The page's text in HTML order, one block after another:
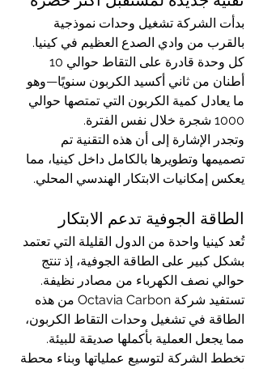
بدأت الشركة تشغيل وحدات نموذجية
بالقرب من وادي الصدع العظيم في كينيا.
أطنان من ثاني أكسيد الكربون سنويًا—وهو
ما يعادل كمية الكربون التي تمتصها حوالي
1000 شجرة خلال نفس الفترة.
وتجدر الإشارة إلى أن هذه التقنية تم
تصميمها وتطويرها بالكامل داخل كينيا، مما
يعكس إمكانيات الابتكار الهندسي المحلي.
الطاقة الجوفية تدعم الابتكار
تُعد كينيا واحدة من الدول القليلة التي تعتمد
بشكل كبير على الطاقة الجوفية، إذ تنتج
حوالي نصف الكهرباء من مصادر نظيفة.
تستفيد شركة Octavia Carbon من هذه
الطاقة في تشغيل وحدات التقاط الكربون،
مما يجعل العملية بأكملها صديقة للبيئة.
تخطط الشركة لتوسيع عملياتها وبناء محطة